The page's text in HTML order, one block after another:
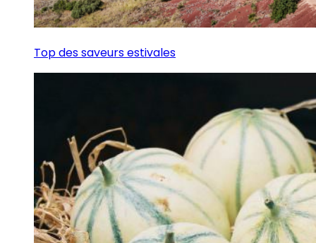
Top des saveurs estivales